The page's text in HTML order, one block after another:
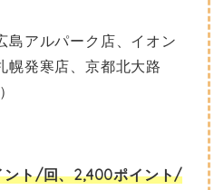
島アルパーク店、イオン
幌発寒店、京都北大路
ント/回、2,400ポイント/